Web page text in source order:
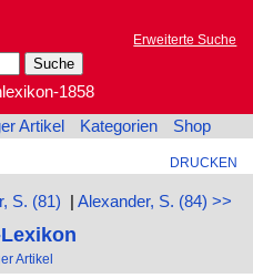
Erweiterte Suche
1858
Artikel Kategorien Shop
DRUCKEN
S. (81) | Alexander, S. (84) >>
Artikel